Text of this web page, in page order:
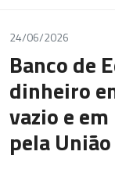
24/06/2026
Banco de
dinheiro
vazio e
pela União